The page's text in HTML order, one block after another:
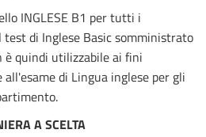
INGLESE B1 per tutti i
test di Inglese Basicsomministrato
è quindi utilizzabile ai fini
di Lingua inglese per gli
A SCELTA